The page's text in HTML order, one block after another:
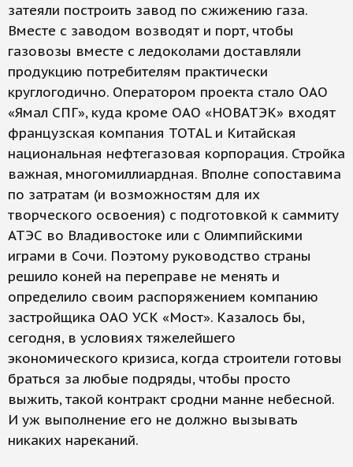
затеяли построить завод по сжижению газа.
Вместе с заводом возводят и порт, чтобы
газовозы вместе с ледоколами доставляли
продукцию потребителям практически
круглогодично. Оператором проекта стало ОАО
«Ямал СПГ», куда кроме ОАО «НОВАТЭК» входят
французская компания TOTAL и Китайская
национальная нефтегазовая корпорация. Стройка
важная, многомиллиардная. Вполне сопоставима
по затратам (и возможностям для их
творческого освоения) с подготовкой к саммиту
АТЭС во Владивостоке или с Олимпийскими
играми в Сочи. Поэтому руководство страны
решило коней на переправе не менять и
определило своим распоряжением компанию
застройщика ОАО УСК «Мост». Казалось бы,
сегодня, в условиях тяжелейшего
экономического кризиса, когда строители готовы
браться за любые подряды, чтобы просто
выжить, такой контракт сродни манне небесной.
И уж выполнение его не должно вызывать
никаких нареканий.